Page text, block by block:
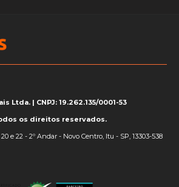
Ltda. | CNPJ: 19.262.135/0001-53
os direitos reservados.
e 22 - 2º Andar - Novo Centro, Itu - SP, 13303-538